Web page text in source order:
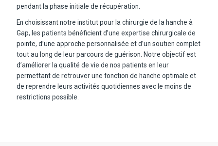
pendant la phase initiale de récupération.
En choisissant notre institut pour la chirurgie de la hanche à
Gap, les patients bénéficient d’une expertise chirurgicale de
pointe, d’une approche personnalisée et d’un soutien complet
tout au long de leur parcours de guérison. Notre objectif est
d’améliorer la qualité de vie de nos patients en leur
permettant de retrouver une fonction de hanche optimale et
de reprendre leurs activités quotidiennes avec le moins de
restrictions possible.